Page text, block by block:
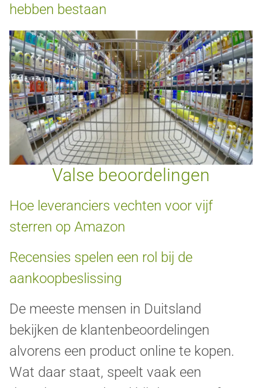
hebben bestaan
Valse beoordelingen
Hoe leveranciers vechten voor vijf
sterren op Amazon
Recensies spelen een rol bij de
aankoopbeslissing
De meeste mensen in Duitsland
bekijken de klantenbeoordelingen
alvorens een product online te kopen.
Wat daar staat, speelt vaak een